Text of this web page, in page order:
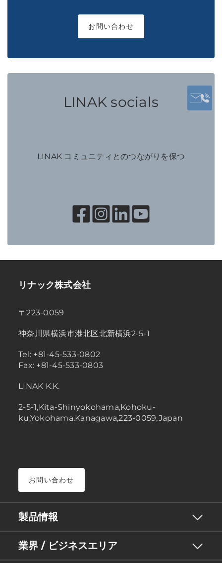
お問い合わせ
LINAK socials
LINAK コミュニティとのつながりを保つ
リナック株式会社
〒223-0059
神奈川県横浜市港北区北新横浜2-5-1
Tel: +81-45-533-0802
Fax: +81-45-533-0803
LINAK K.K.
2-5-1,Kita-Shinyokohama,Kohoku-
ku,Yokohama,Kanagawa,223-0059,Japan
お問い合わせ
製品情報
業界 / ビジネスエリア